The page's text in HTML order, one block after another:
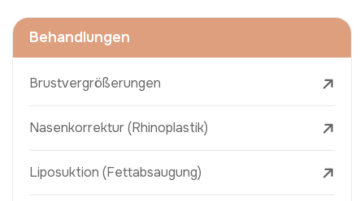
Behandlungen
Brustvergrößerungen
Nasenkorrektur (Rhinoplastik)
Liposuktion (Fettabsaugung)